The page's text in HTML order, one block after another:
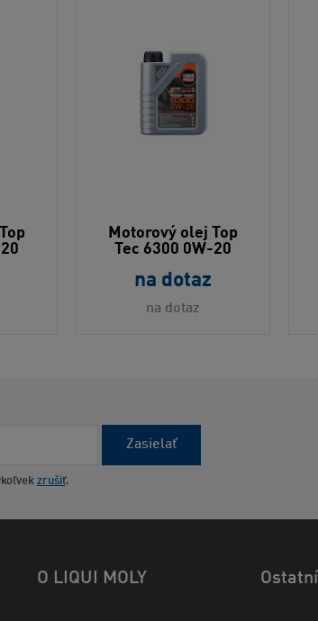
Motorový olej Top
Tec 6300 0W-20
na dotaz
na dotaz
Zasielať
zrušiť.
O LIQUI MOLY Ostatní